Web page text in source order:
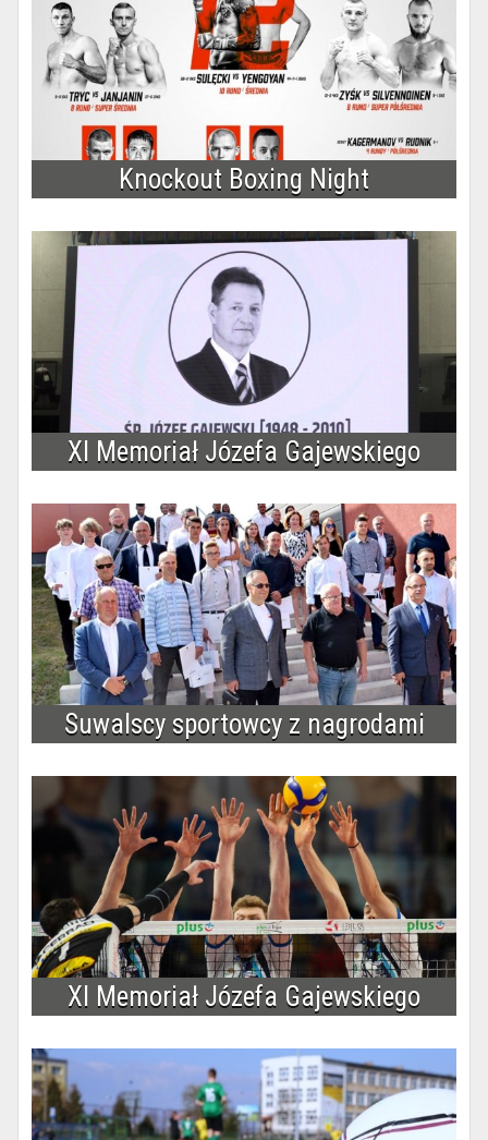
Knockout Boxing Night
XI Memoriał Józefa Gajewskiego
Suwalscy sportowcy z nagrodami
XI Memoriał Józefa Gajewskiego